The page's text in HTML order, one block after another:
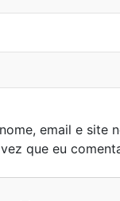
email e site
que eu